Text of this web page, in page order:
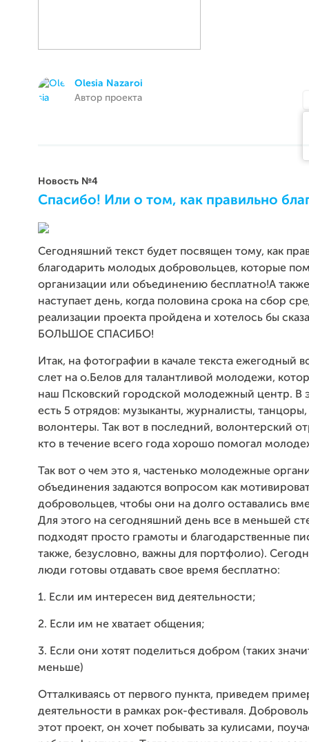
Olesia Nazaroi
Автор проекта
Новость №4
Спасибо! Или о том, как правильно
Сегодняшний текст будет посвящен тому, как
благодарить молодых добровольцев, которые
организации или объединению бесплатно!А
наступает день, когда половина срока на сбор
реализации проекта пройдена и хотелось бы
БОЛЬШОЕ СПАСИБО!
Итак, на фотографии в качале текста ежегодный
слет на о.Белов для талантливой молодежи,
наш Псковский городской молодежный центр. В
есть 5 отрядов: музыканты, журналисты,
волонтеры. Так вот в последний, волонтерский
кто в течение всего года хорошо помогал
Так вот о чем это я, частенько молодежные
объединения задаются вопросом как
добровольцев, чтобы они на долго оставались
Для этого на сегодняшний день все в меньшей
подходят просто грамоты и благодарственные
также, безусловно, важны для портфолио).
люди готовы отдавать свое время бесплатно:
1. Если им интересен вид деятельности;
2. Если им не хватает общения;
3. Если они хотят поделиться добром (таких
меньше)
Отталкиваясь от первого пункта, приведем
деятельности в рамках рок-фестиваля.
этот проект, он хочет побывать за кулисами,